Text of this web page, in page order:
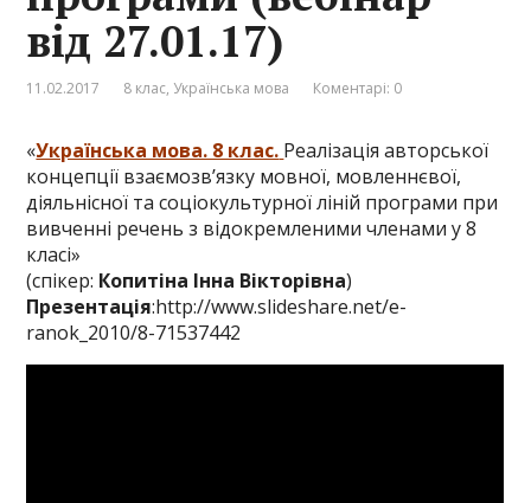
від 27.01.17)
11.02.2017 8 клас, Українська мова Коментарі: 0
«Українська мова. 8 клас. Реалізація авторської
концепції взаємозв’язку мовної, мовленнєвої,
діяльнісної та соціокультурної ліній програми при
вивченні речень з відокремленими членами у 8
класі»
(спікер: Копитіна Інна Вікторівна)
Презентація:http://www.slideshare.net/e-
ranok_2010/8-71537442